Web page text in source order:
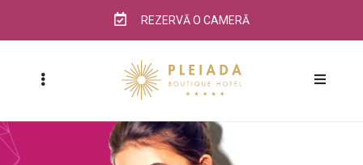
REZERVĂ O CAMERĂ